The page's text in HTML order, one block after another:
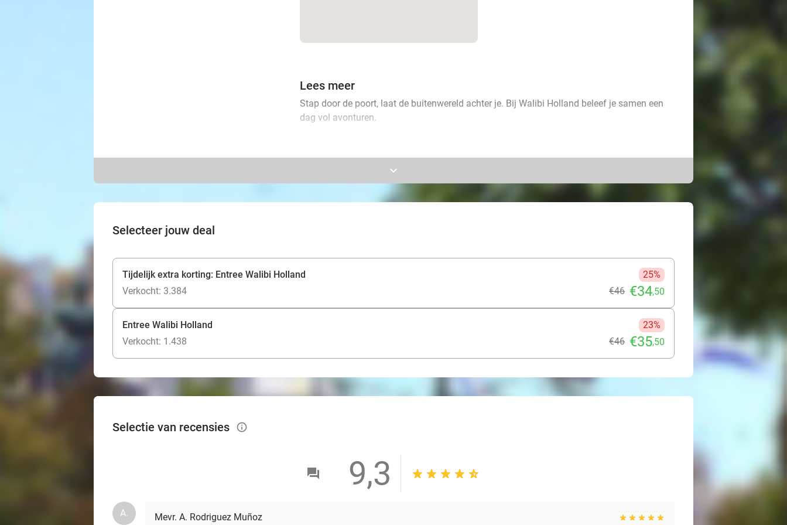
Lees meer
Stap door de poort, laat de buitenwereld achter je. Bij Walibi Holland beleef je samen een
dag vol avonturen.
keyboard_arrow_down
Selecteer jouw deal
Tijdelijk extra korting: Entree Walibi Holland
25%
Verkocht: 3.384
€46 €34,50
Entree Walibi Holland
23%
Verkocht: 1.438
€46 €35,50
Selectie van recensies info_outlined
9,3
A. Mevr. A. Rodriguez Muñoz